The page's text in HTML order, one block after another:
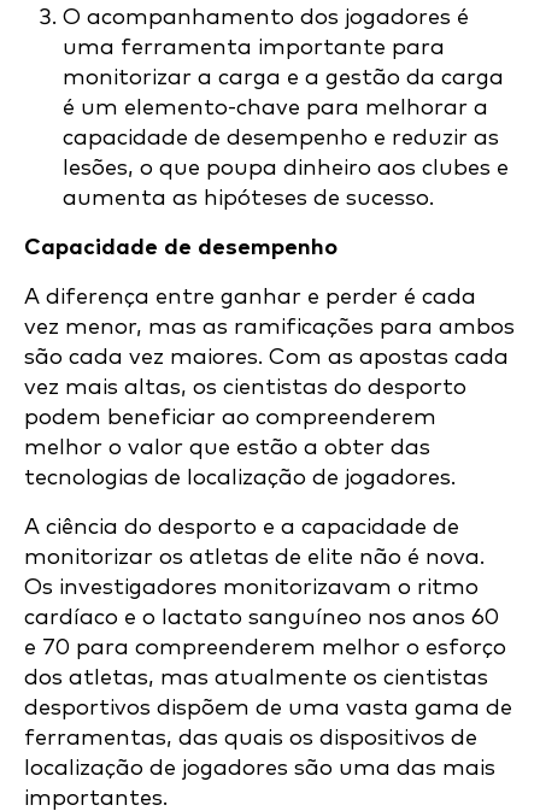
O acompanhamento dos jogadores é
uma ferramenta importante para
monitorizar a carga e a gestão da carga
é um elemento-chave para melhorar a
capacidade de desempenho e reduzir as
lesões, o que poupa dinheiro aos clubes e
aumenta as hipóteses de sucesso.
Capacidade de desempenho
A diferença entre ganhar e perder é cada
vez menor, mas as ramificações para ambos
são cada vez maiores. Com as apostas cada
vez mais altas, os cientistas do desporto
podem beneficiar ao compreenderem
melhor o valor que estão a obter das
tecnologias de localização de jogadores.
A ciência do desporto e a capacidade de
monitorizar os atletas de elite não é nova.
Os investigadores monitorizavam o ritmo
cardíaco e o lactato sanguíneo nos anos 60
e 70 para compreenderem melhor o esforço
dos atletas, mas atualmente os cientistas
desportivos dispõem de uma vasta gama de
ferramentas, das quais os dispositivos de
localização de jogadores são uma das mais
importantes.